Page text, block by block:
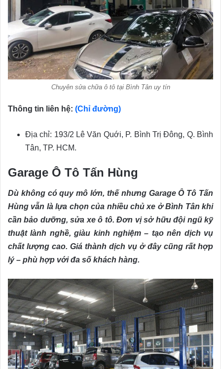
Chuyên sửa chữa ô tô tại Bình Tân uy tín
Thông tin liên hệ: (Chỉ đường)
Địa chỉ: 193/2 Lê Văn Quới, P. Bình Trị Đông, Q. Bình
Tân, TP. HCM.
Garage Ô Tô Tấn Hùng
Dù không có quy mô lớn, thế nhưng Garage Ô Tô Tấn
Hùng vẫn là lựa chọn của nhiều chủ xe ở Bình Tân khi
cần bảo dưỡng, sửa xe ô tô. Đơn vị sở hữu đội ngũ kỹ
thuật lành nghề, giàu kinh nghiệm – tạo nên dịch vụ
chất lượng cao. Giá thành dịch vụ ở đây cũng rất hợp
lý – phù hợp với đa số khách hàng.